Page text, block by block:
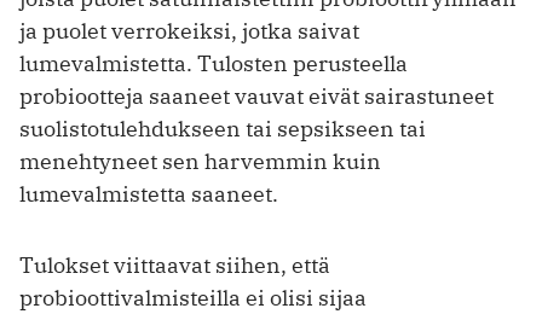
ja puolet verrokeiksi, jotka saivat
lumevalmistetta. Tulosten perusteella
probiootteja saaneet vauvat eivät sairastuneet
suolistotulehdukseen tai sepsikseen tai
menehtyneet sen harvemmin kuin
lumevalmistetta saaneet.
Tulokset viittaavat siihen, että
probioottivalmisteilla ei olisi sijaa